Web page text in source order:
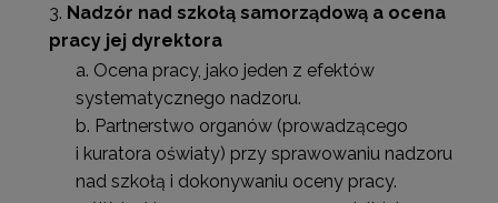
Nadzór nad szkołą samorządową a ocena
pracy jej dyrektora
Ocena pracy, jako jeden z efektów
systematycznego nadzoru.
Partnerstwo organów (prowadzącego
i kuratora oświaty) przy sprawowaniu nadzoru
nad szkołą i dokonywaniu oceny pracy.